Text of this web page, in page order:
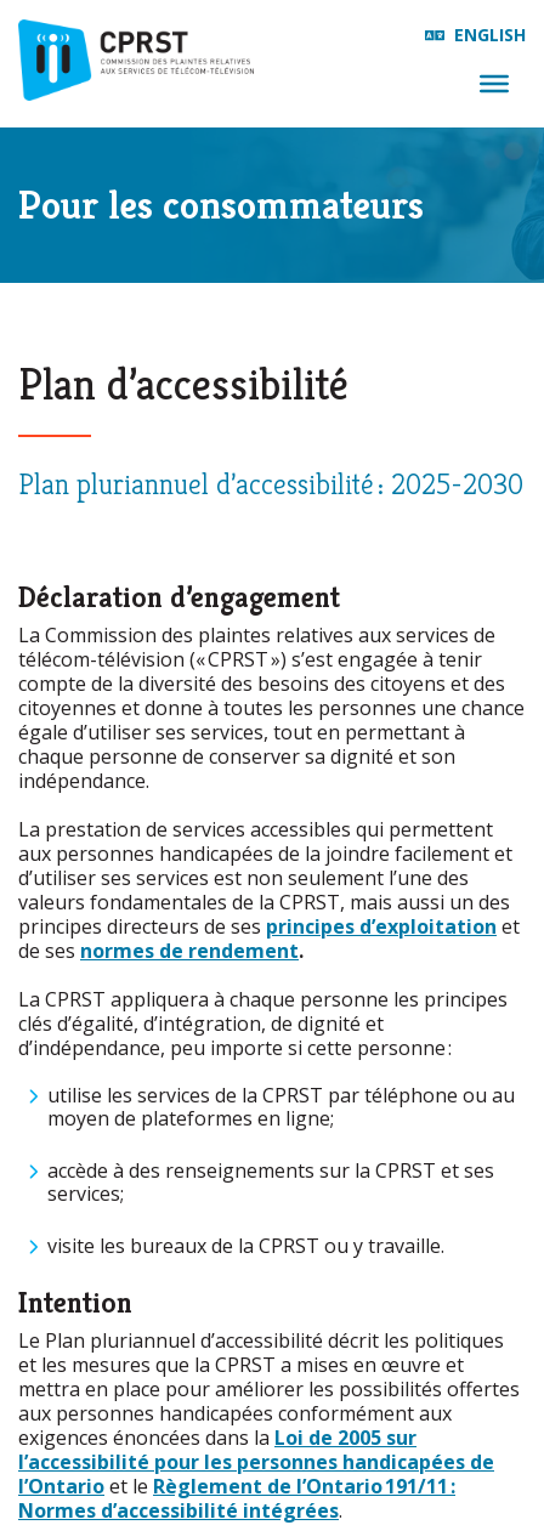
ENGLISH
Pour les consommateurs
Plan d’accessibilité
Plan pluriannuel d’accessibilité : 2025-2030
Déclaration d’engagement
La Commission des plaintes relatives aux services de
télécom-télévision (« CPRST ») s’est engagée à tenir
compte de la diversité des besoins des citoyens et des
citoyennes et donne à toutes les personnes une chance
égale d’utiliser ses services, tout en permettant à
chaque personne de conserver sa dignité et son
indépendance.
La prestation de services accessibles qui permettent
aux personnes handicapées de la joindre facilement et
d’utiliser ses services est non seulement l’une des
valeurs fondamentales de la CPRST, mais aussi un des
principes directeurs de ses principes d’exploitation et
de ses normes de rendement.
La CPRST appliquera à chaque personne les principes
clés d’égalité, d’intégration, de dignité et
d’indépendance, peu importe si cette personne :
utilise les services de la CPRST par téléphone ou au
moyen de plateformes en ligne;
accède à des renseignements sur la CPRST et ses
services;
visite les bureaux de la CPRST ou y travaille.
Intention
Le Plan pluriannuel d’accessibilité décrit les politiques
et les mesures que la CPRST a mises en œuvre et
mettra en place pour améliorer les possibilités offertes
aux personnes handicapées conformément aux
exigences énoncées dans la Loi de 2005 sur
l’accessibilité pour les personnes handicapées de
l’Ontarioet le Règlement de l’Ontario 191/11 :
Normes d’accessibilité intégrées.